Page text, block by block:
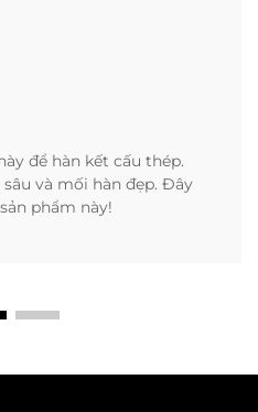
để hàn kết cấu thép.
và mối hàn đẹp. Đây
phẩm này!